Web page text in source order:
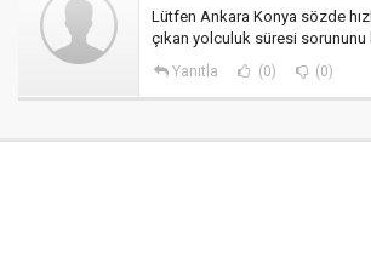
Lütfen Ankara Konya sözde
çıkan yolculuk süresi sorununu
Yanıtla (0) (0)